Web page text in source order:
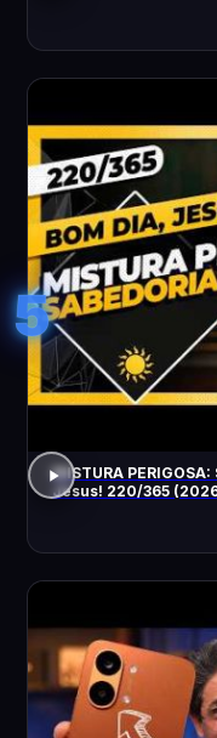
5
MISTURA PERIGOSA:
Jesus! 220/365